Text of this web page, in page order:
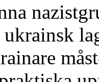
ukrainsk